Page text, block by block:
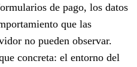
de pago, los datos
que las
no pueden observar.
concreta: el entorno del